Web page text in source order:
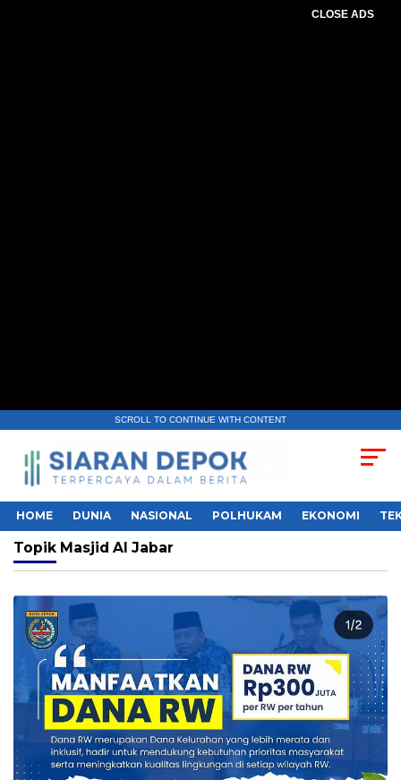
CLOSE ADS
SCROLL TO CONTINUE WITH CONTENT
HOME DUNIA NASIONAL POLHUKAM EKONOMI
Topik Masjid Al Jabar